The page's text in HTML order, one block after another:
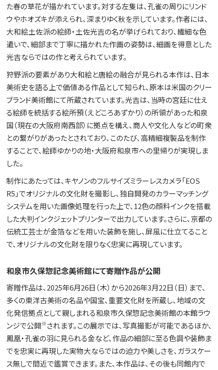
た春の草花が描かれています。対する左隻は、孔雀の周りにリンド
ウやホオズキが添えられ、深まりゆく秋を示しています。作者には、
大和絵土佐派の絵師・土佐光吉の名が挙げられており、繊細な色
遣いで、細部まで丁寧に描かれた作画の姿勢は、細画を得意とした
光吉ならではの作と考えられています。
狩野派の要素があり大和絵と唐絵の融合が見られる本作は、日本
美術史を語る上で価値ある作品として知られ、原本は米国のクリー
ブランド美術館にて所蔵されています。光吉は、当時の宮廷に仕え
る絵師を統括する絵所預（えどころあずかり）の所領があった和泉
国（現在の大阪府南西部）に拠点を構え、商人や文化人などの町衆
との繋がりがあったとされており、このたび、高精細複製品を制作
することで、絵師ゆかりの地・大阪府和泉市への里帰りが実現しま
した。
制作にあたっては、キヤノンのフルサイズミラーレスカメラ「EOS
R5」でオリジナルの文化財を撮影し、独自開発のカラーマッチング
システムを用いた画像処理を行った上で、12色の顔料インクを搭載
した大判インクジェットプリンターで出力しています。さらに、京都の
伝統工芸士が金箔などを用いた装飾を施し、屏風に仕立てること
で、オリジナルの文化財を限りなく忠実に再現しています。
和泉市久保惣記念美術館にて寄贈作品が公開
寄贈作品は、2025年6月26日（木）から2026年3月22日（日）まで、
多くの東洋古美術の名品や国宝、重要文化財を所蔵し、地域の文
化発信拠点として親しまれる和泉市久保惣記念美術館の本館ラウ
ンジで公開※されます。この展示では、写真撮影が可能であるほか、
鳳凰・孔雀の羽に見られる金など、作品の細部に至る色調や装飾ま
でを忠実に再現した実物大ならではの迫力や美しさを、ガラスケー
ス無しで間近で鑑賞できます。また、本作品は、その後も同館内で